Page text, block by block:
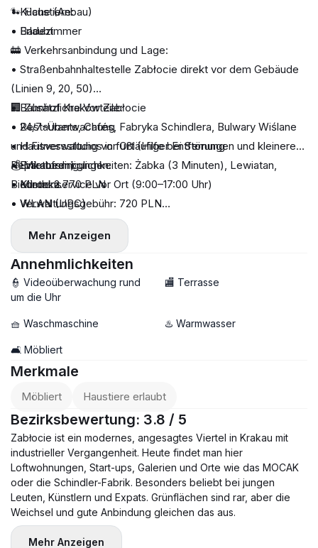
• Küche (Anbau)
• Badezimmer
🐾 Haustiere:
• Erlaubt
🚋 Verkehrsanbindung und Lage:
• Straßenbahnhaltestelle Zabłocie direkt vor dem Gebäude
(Linien 9, 20, 50)
• Bahnhof Kraków Zabłocie
• Restaurants, Cafés, Fabryka Schindlera, Bulwary Wiślane
und Fitnessstudios in fußläufiger Entfernung
• Einkaufsmöglichkeiten: Żabka (3 Minuten), Lewiatan,
Biedronka
🏢 Zusätzliche Vorteile:
• 24/7-Überwachung
• Hausverwaltung vor Ort (Hilfe bei Störungen und kleineren
Reparaturen)
• Kundenservice vor Ort (9:00–17:00 Uhr)
• WLAN (UPC)
💰 Mietbedingungen:
• Miete: 2.770 PLN
• Verwaltungsgebühr: 720 PLN
• + Nebenkosten nach Verbrauch (Strom, Heizung, Wasser,
Müllabfuhr) ~500 PLN
• Kaution: 4000 PLN
Mehr Anzeigen
Annehmlichkeiten
👮 Videoüberwachung rund
um die Uhr
🏬 Terrasse
🧺 Waschmaschine ♨️ Warmwasser
🛋️ Möbliert
Merkmale
Möbliert Haustiere erlaubt
Bezirksbewertung: 3.8 / 5
Zabłocie ist ein modernes, angesagtes Viertel in Krakau mit
industrieller Vergangenheit. Heute findet man hier
Loftwohnungen, Start-ups, Galerien und Orte wie das MOCAK
oder die Schindler-Fabrik. Besonders beliebt bei jungen
Leuten, Künstlern und Expats. Grünflächen sind rar, aber die
Weichsel und gute Anbindung gleichen das aus.
Mehr Anzeigen